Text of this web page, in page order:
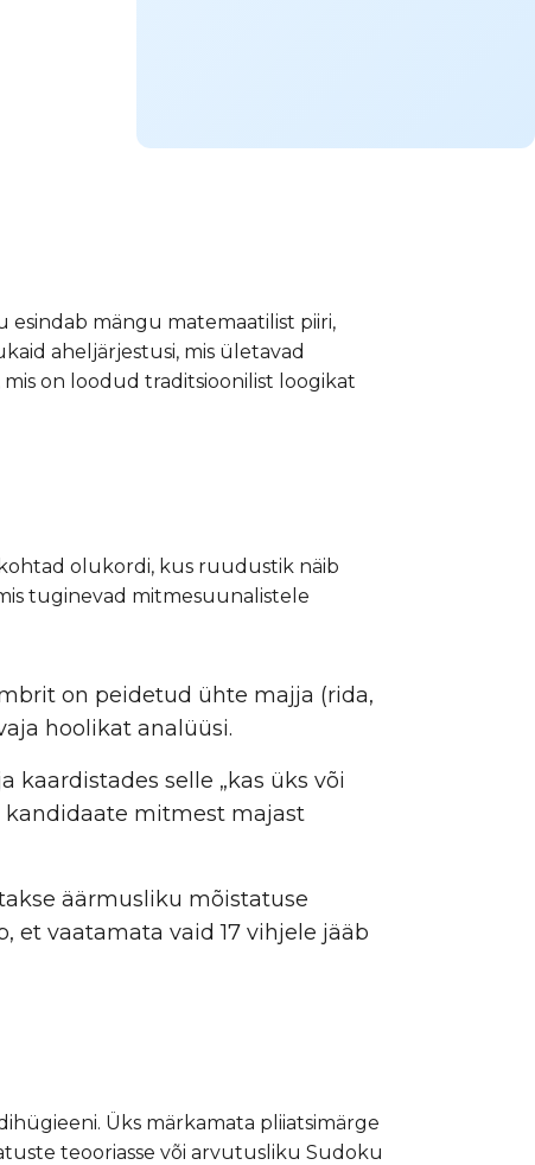
esindab mängu matemaatilist piiri,
aheljärjestusi, mis ületavad
on loodud traditsioonilist loogikat
olukordi, kus ruudustik näib
tuginevad mitmesuunalistele
on peidetud ühte majja (rida,
hoolikat analüüsi.
kaardistades selle „kas üks või
kandidaate mitmest majast
äärmusliku mõistatuse
et vaatamata vaid 17 vihjele jääb
Üks märkamata pliiatsimärge
teooriasse või arvutusliku Sudoku